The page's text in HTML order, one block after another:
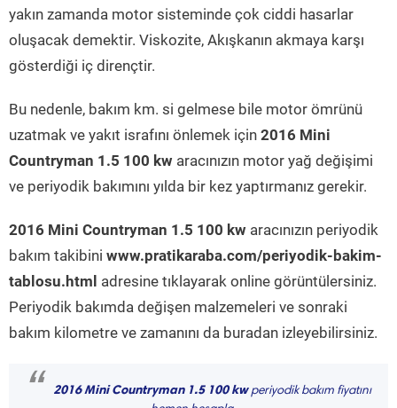
yakın zamanda motor sisteminde çok ciddi hasarlar
oluşacak demektir. Viskozite, Akışkanın akmaya karşı
gösterdiği iç dirençtir.
Bu nedenle, bakım km. si gelmese bile motor ömrünü
uzatmak ve yakıt israfını önlemek için 2016 Mini
Countryman 1.5 100 kw aracınızın motor yağ değişimi
ve periyodik bakımını yılda bir kez yaptırmanız gerekir.
2016 Mini Countryman 1.5 100 kw aracınızın periyodik
bakım takibini www.pratikaraba.com/periyodik-bakim-
tablosu.html adresine tıklayarak online görüntülersiniz.
Periyodik bakımda değişen malzemeleri ve sonraki
bakım kilometre ve zamanını da buradan izleyebilirsiniz.
“ 2016 Mini Countryman 1.5 100 kwperiyodik bakım fiyatını